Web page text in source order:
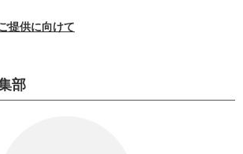
提供に向けて
部